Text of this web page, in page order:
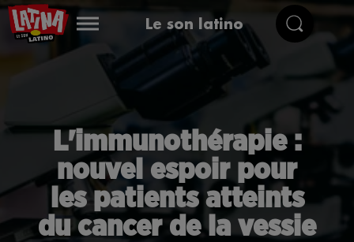
Le son latino
L'immunothérapie :
nouvel espoir pour
les patients atteints
du cancer de la vessie